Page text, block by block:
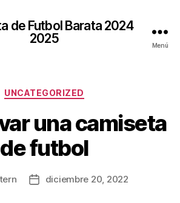
de Futbol Barata 2024
2025
Menú
Categorías
UNCATEGORIZED
una camiseta
de futbol
Fechadiciembre 20, 2022